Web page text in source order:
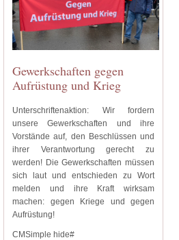
Gewerkschaften gegen
Aufrüstung und Krieg
Unterschriftenaktion: Wir fordern
unsere Gewerkschaften und ihre
Vorstände auf, den Beschlüssen und
ihrer Verantwortung gerecht zu
werden! Die Gewerkschaften müssen
sich laut und entschieden zu Wort
melden und ihre Kraft wirksam
machen: gegen Kriege und gegen
Aufrüstung!
CMSimple hide#